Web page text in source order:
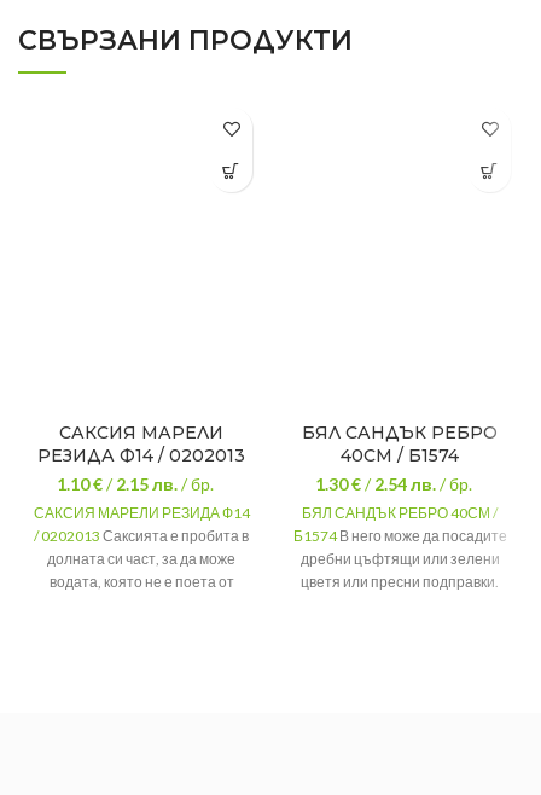
СВЪРЗАНИ ПРОДУКТИ
САКСИЯ МАРЕЛИ
РЕЗИДА Ф14 / 0202013
1.10 €/2.15лв./ бр.
САКСИЯ МАРЕЛИ РЕЗИДА Ф14
/ 0202013 Саксията е пробита в
долната си част, за да може
водата, която не е поета от
БЯЛ САНДЪК РЕБРО
40СМ / Б1574
1.30 €/2.54лв./ бр.
БЯЛ САНДЪК РЕБРО 40СМ /
Б1574В него може да посадите
дребни цъфтящи или зелени
цветя или пресни подправки.